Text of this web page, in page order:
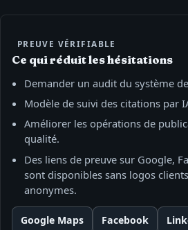
PREUVE VÉRIFIABLE
Ce qui réduit les hésitations
Demander un audit du système
Modèle de suivi des citations par
Améliorer les opérations de
qualité.
Des liens de preuve sur Google,
sont disponibles sans logos
anonymes.
Google Maps Facebook